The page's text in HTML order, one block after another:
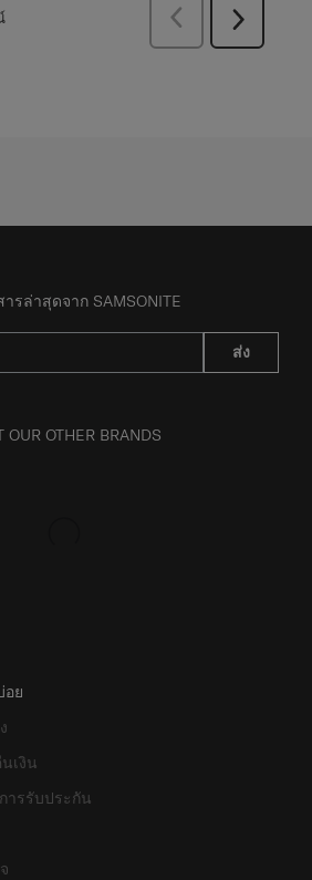
ก่อน
ถัด
รล่าสุดจาก SAMSONITE
ส่ง
OUR OTHER BRANDS
ย
เงิน
ารรับประกัน